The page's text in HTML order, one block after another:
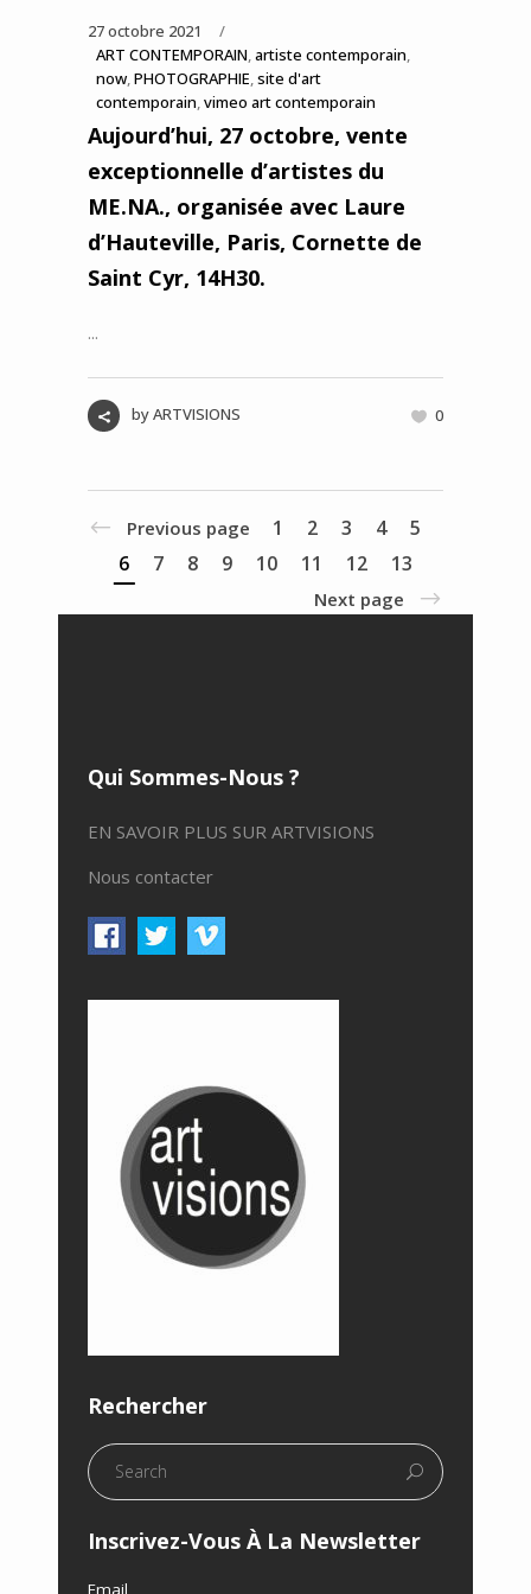
27 octobre 2021
ART CONTEMPORAIN,artiste contemporain,
now,PHOTOGRAPHIE,site d'art
contemporain,vimeo art contemporain
Aujourd’hui, 27 octobre, vente
exceptionnelle d’artistes du
ME.NA., organisée avec Laure
d’Hauteville, Paris, Cornette de
Saint Cyr, 14H30.
...
byARTVISIONS 0
Previous page 1 2 3 4
5
6
7 8 9 10 11 12 13
Next page
Qui Sommes-Nous ?
EN SAVOIR PLUS SUR ARTVISIONS
Nous contacter
Rechercher
Inscrivez-Vous À La Newsletter
Email